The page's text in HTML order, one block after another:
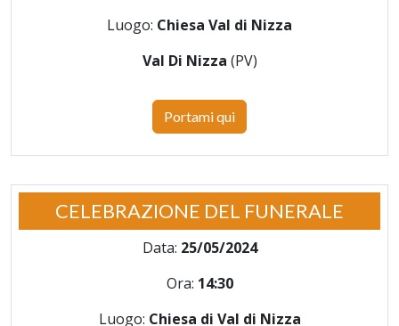
Luogo: Chiesa Val di Nizza
Val Di Nizza (PV)
Portami qui
CELEBRAZIONE DEL FUNERALE
Data: 25/05/2024
Ora: 14:30
Luogo: Chiesa di Val di Nizza